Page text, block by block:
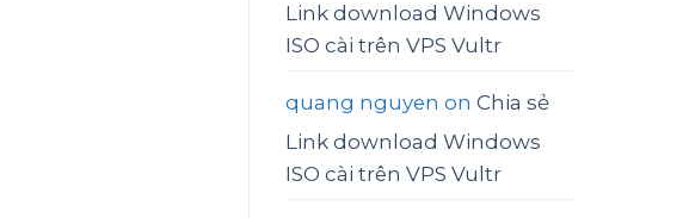
Link download Windows
ISO cài trên VPS Vultr
quang nguyen on Chia sẻ
Link download Windows
ISO cài trên VPS Vultr